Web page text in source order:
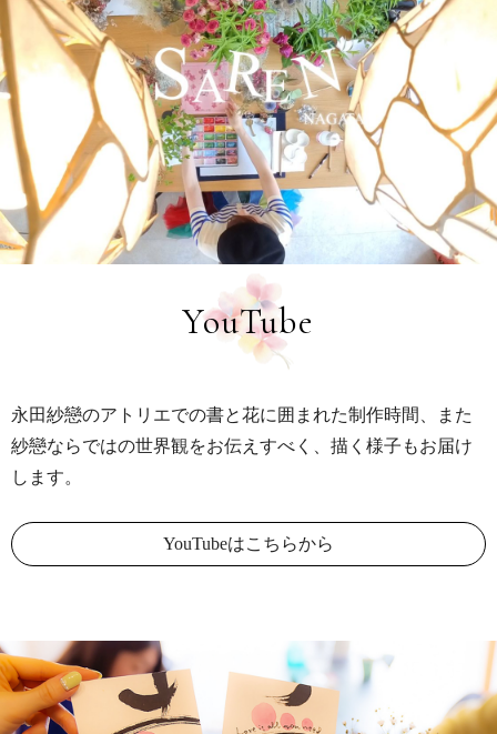
年末年始の営業に関するご案内
2025/11/08
<満員御礼>11/30(日)1dayクリスマスリースワークショップ
YouTube
永田紗戀のアトリエでの書と花に囲まれた制作時間、
また
紗戀ならではの世界観をお伝えすべく、描く様子もお届け
します。
YouTubeはこちらから